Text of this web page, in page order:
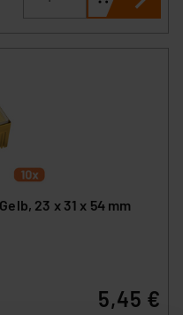
23 x 31 x 54 mm
5,45 €